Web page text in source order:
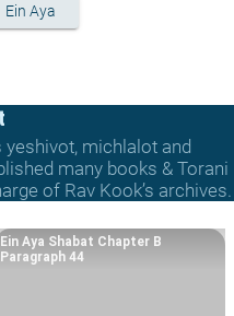
Ein Aya
michlalot and
many books & Torani
of Rav Kook’s archives.
Ein Aya Shabat Chapter B
Paragraph 44